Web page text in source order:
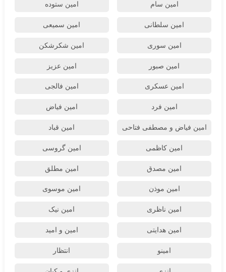
امین سام امین ستوده
امین سلطانی امین سمیعی
امین سوری امین شکرشکن
امین صبور امین عزیز
امین عسکری امین فالجی
امین فرد امین فیاض
امین فیاض و مصطفی فتاحی امین قباد
امین کاظمی امین گروسی
امین مصدق امین مطلق
امین موذن امین موسوی
امین ناظری امین نیک
امین هدایتی امین و امید
امینو انتظار